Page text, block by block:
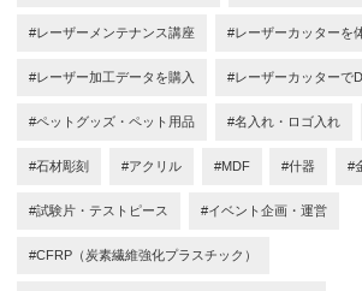
#レーザーメンテナンス講座 #レーザーカッターを
#レーザー加工データを購入 #レーザーカッターで
#ペットグッズ・ペット用品 #名入れ・ロゴ入れ
#石材彫刻 #アクリル #MDF #什器 #
#試験片・テストピース #イベント企画・運営
#CFRP（炭素繊維強化プラスチック）